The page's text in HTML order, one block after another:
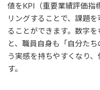
値をKPI（重要業績評価指
リングすることで、課題
ることができます。数字
と、職員自身も「自分た
う実感を持ちやすくなり
す。